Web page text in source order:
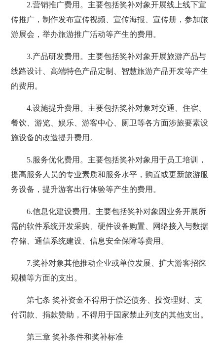
2.营销推广费用。主要包括奖补对象开展线上线下宣
传推广，制作发布宣传视频、宣传海报、宣传册，参加旅
游展会，举办旅游推广活动等产生的费用。
3.产品研发费用。主要包括奖补对象开展旅游产品与
线路设计、高端特色产品定制、智慧旅游产品开发等产生
的费用。
4.设施提升费用。主要包括奖补对象对交通、住宿、
餐饮、游览、娱乐、游客中心、厕卫等各方面涉旅要素设
施设备的改造提升费用。
5.服务优化费用。主要包括奖补对象用于员工培训，
提高服务人员的专业素质和服务水平，购置或更新旅游服
务设备，提升游客出行体验等产生的费用。
6.信息化建设费用。主要包括奖补对象因业务开展所
需的软件系统开发采购、硬件设备购置、网络接入与数据
存储、通信系统建设、信息安全保障等费用。
7.奖补对象其他推动企业或单位发展、扩大游客招徕
规模等方面的支出。
第七条 奖补资金不得用于偿还债务、投资理财、支
付罚款、捐款赞助，不得用于国家禁止列支的其他支出。
第三章 奖补条件和奖补标准